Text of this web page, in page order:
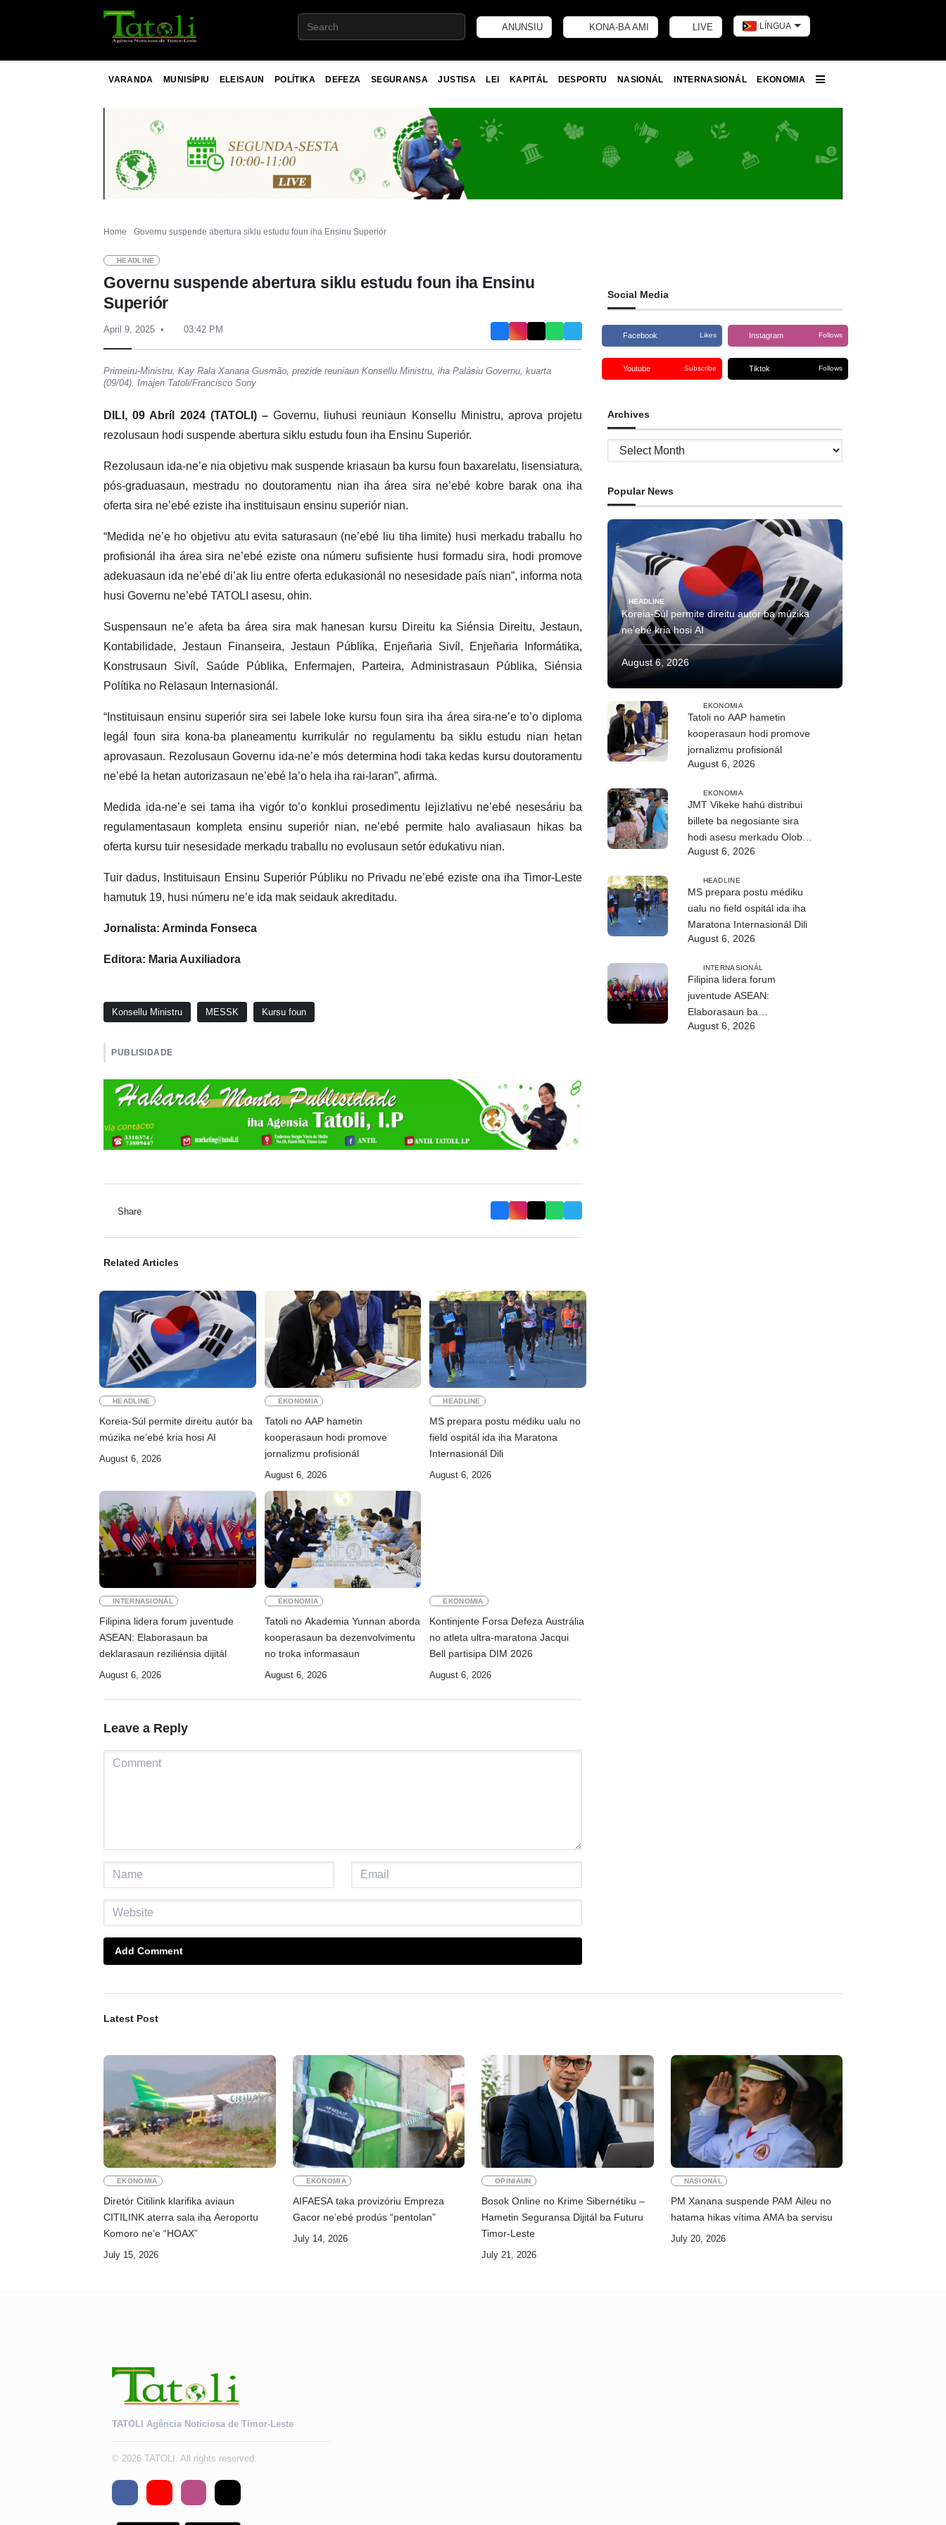
ANUNSIU KONA-BA AMI LIVE LÍNGUA
VARANDA MUNISÍPIU ELEISAUN POLÍTIKA DEFEZA SEGURANSA JUSTISA LEI KAPITÁL DESPORTU NASIONÁL INTERNASIONÁL
EKONOMIA
Home Governu suspende abertura siklu estudu foun iha Ensinu Superiór
HEADLINE
Governu suspende abertura siklu estudu foun iha Ensinu
Superiór
April 9, 2025 03:42 PM
Primeiru-Ministru, Kay Rala Xanana Gusmão, prezide reuniaun Konsellu Ministru, iha Palásiu Governu, kuarta
(09/04). Imajen Tatoli/Francisco Sony
DILI, 09 Abríl 2024 (TATOLI) – Governu, liuhusi reuniaun Konsellu Ministru, aprova projetu
rezolusaun hodi suspende abertura siklu estudu foun iha Ensinu Superiór.
Rezolusaun ida-ne’e nia objetivu mak suspende kriasaun ba kursu foun baxarelatu, lisensiatura,
pós-graduasaun, mestradu no doutoramentu nian iha área sira ne’ebé kobre barak ona iha
oferta sira ne’ebé eziste iha instituisaun ensinu superiór nian.
“Medida ne’e ho objetivu atu evita saturasaun (ne’ebé liu tiha limite) husi merkadu traballu ho
profisionál iha área sira ne’ebé eziste ona númeru sufisiente husi formadu sira, hodi promove
adekuasaun ida ne’ebé di’ak liu entre oferta edukasionál no nesesidade país nian”, informa nota
husi Governu ne’ebé TATOLI asesu, ohin.
Suspensaun ne’e afeta ba área sira mak hanesan kursu Direitu ka Siénsia Direitu, Jestaun,
Kontabilidade, Jestaun Finanseira, Jestaun Públika, Enjeñaria Sivíl, Enjeñaria Informátika,
Konstrusaun Sivíl, Saúde Públika, Enfermajen, Parteira, Administrasaun Públika, Siénsia
Polítika no Relasaun Internasionál.
“Instituisaun ensinu superiór sira sei labele loke kursu foun sira iha área sira-ne’e to’o diploma
legál foun sira kona-ba planeamentu kurrikulár no regulamentu ba siklu estudu nian hetan
aprovasaun. Rezolusaun Governu ida-ne’e mós determina hodi taka kedas kursu doutoramentu
ne’ebé la hetan autorizasaun ne’ebé la’o hela iha rai-laran”, afirma.
Medida ida-ne’e sei tama iha vigór to’o konklui prosedimentu lejizlativu ne’ebé nesesáriu ba
regulamentasaun kompleta ensinu superiór nian, ne’ebé permite halo avaliasaun hikas ba
oferta kursu tuir nesesidade merkadu traballu no evolusaun setór edukativu nian.
Tuir dadus, Instituisaun Ensinu Superiór Públiku no Privadu ne’ebé eziste ona iha Timor-Leste
hamutuk 19, husi númeru ne’e ida mak seidauk akreditadu.
Jornalista: Arminda Fonseca
Editora: Maria Auxiliadora
Konsellu Ministru MESSK Kursu foun
PUBLISIDADE
Share
Related Articles
HEADLINE
Koreia-Súl permite direitu autór ba
múzika ne’ebé kria hosi AI
August 6, 2026
EKONOMIA
Tatoli no AAP hametin
kooperasaun hodi promove
jornalizmu profisionál
August 6, 2026
HEADLINE
MS prepara postu médiku ualu no
field ospitál ida iha Maratona
Internasionál Dili
August 6, 2026
INTERNASIONÁL
Filipina lidera forum juventude
ASEAN: Elaborasaun ba
deklarasaun reziliénsia dijitál
August 6, 2026
EKONOMIA
Tatoli no Akademia Yunnan aborda
kooperasaun ba dezenvolvimentu
no troka informasaun
August 6, 2026
EKONOMIA
Kontinjente Forsa Defeza Austrália
no atleta ultra-maratona Jacqui
Bell partisipa DIM 2026
August 6, 2026
Leave a Reply
Add Comment
Social Media
Facebook Likes Instagram Follows
Youtube Subscribe Tiktok Follows
Archives
Archives
Popular News
HEADLINE
Koreia-Súl permite direitu autór ba múzika
ne’ebé kria hosi AI
August 6, 2026
EKONOMIA
Tatoli no AAP hametin
kooperasaun hodi promove
jornalizmu profisionál
August 6, 2026
EKONOMIA
JMT Vikeke hahú distribui
billete ba negosiante sira
hodi asesu merkadu Olobai
August 6, 2026
HEADLINE
MS prepara postu médiku
ualu no field ospitál ida iha
Maratona Internasionál Dili
August 6, 2026
INTERNASIONÁL
Filipina lidera forum
juventude ASEAN:
Elaborasaun ba
deklarasaun reziliénsia
August 6, 2026
Latest Post
EKONOMIA
Diretór Citilink klarifika aviaun
CITILINK aterra sala iha Aeroportu
Komoro ne’e “HOAX”
July 15, 2026
EKONOMIA
AIFAESA taka provizóriu Empreza
Gacor ne’ebé prodús “pentolan”
July 14, 2026
OPINIAUN
Bosok Online no Krime Sibernétiku –
Hametin Seguransa Dijitál ba Futuru
Timor-Leste
July 21, 2026
NASIONÁL
PM Xanana suspende PAM Aileu no
hatama hikas vítima AMA ba servisu
July 20, 2026
TATOLI Agência Noticiosa de Timor-Leste
© 2026 TATOLI. All rights reserved.